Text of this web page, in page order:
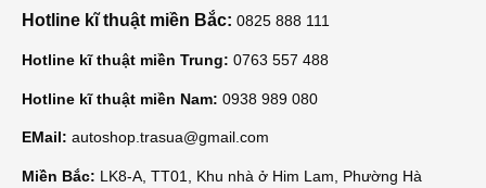
Hotline kĩ thuật miền Bắc: 0825 888 111
Hotline kĩ thuật miền Trung: 0763 557 488
Hotline kĩ thuật miền Nam: 0938 989 080
EMail: autoshop.trasua@gmail.com
Miền Bắc: LK8-A, TT01, Khu nhà ở Him Lam, Phường Hà